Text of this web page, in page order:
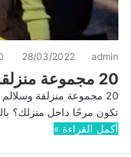
admin
28/03/2022
20 مجموعة منزلقة وسلالم داخلية مرحة وخلاقة
20 مجموعة منزلقة
تكون مرحًا داخل منزلك؟
أكمل القراءة »